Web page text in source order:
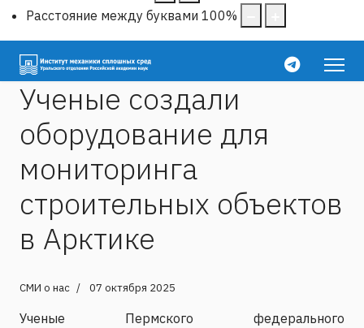
Расстояние между буквами 100%
Ученые создали
оборудование для
мониторинга
строительных объектов
в Арктике
СМИ о нас 07 октября 2025
Ученые Пермского федерального